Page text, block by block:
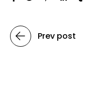
Prev post